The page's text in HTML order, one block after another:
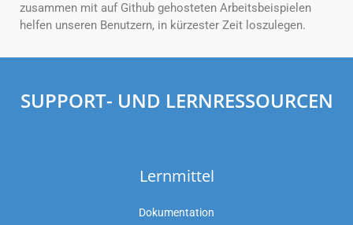
zusammen mit auf Github gehosteten Arbeitsbeispielen
helfen unseren Benutzern, in kürzester Zeit loszulegen.
SUPPORT- UND LERNRESSOURCEN
Lernmittel
Dokumentation